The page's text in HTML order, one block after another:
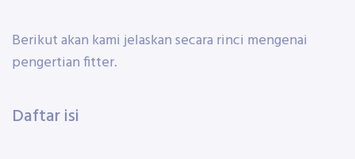
Berikut akan kami jelaskan secara rinci mengenai
pengertian fitter.
Daftar isi